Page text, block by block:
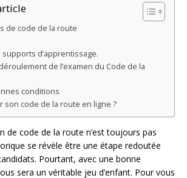
de code de la route
d’apprentissage.
de l’examen du Code de la
conditions
son code de la route en ligne ?
de code de la route n’est toujours pas
se révèle être une étape redoutée
Pourtant, avec une bonne
sera un véritable jeu d’enfant. Pour vous